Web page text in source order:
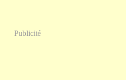
Publicité